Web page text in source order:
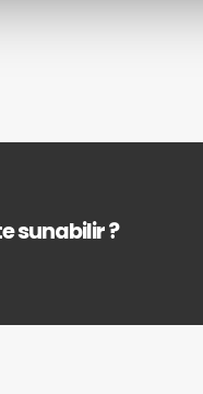
sunabilir ?